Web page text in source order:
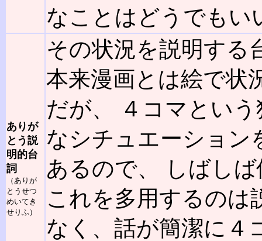
なことはどうでもい
ありが
とう説
明的台
詞
（ありが
とうせつ
めいてき
せりふ）
その状況を説明する
本来漫画とは絵で状
だが、 ４コマとい
なシチュエーション
あるので、 しばし
これを多用するのは
なく、話が簡潔に４